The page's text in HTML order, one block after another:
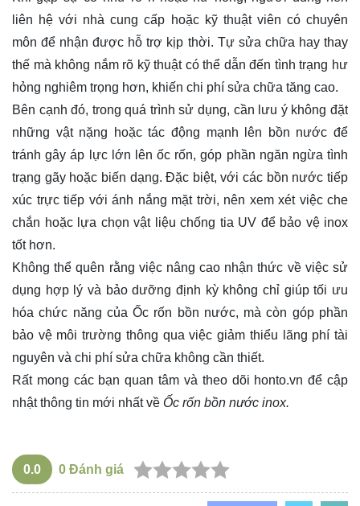
liên hệ với nhà cung cấp hoặc kỹ thuật viên có chuyên
môn để nhận được hỗ trợ kịp thời. Tự sửa chữa hay thay
thế mà không nắm rõ kỹ thuật có thể dẫn đến tình trạng hư
hỏng nghiêm trọng hơn, khiến chi phí sửa chữa tăng cao.
Bên cạnh đó, trong quá trình sử dụng, cần lưu ý không đặt
những vật nặng hoặc tác động mạnh lên bồn nước để
tránh gây áp lực lớn lên ốc rốn, góp phần ngăn ngừa tình
trạng gãy hoặc biến dạng. Đặc biệt, với các bồn nước tiếp
xúc trực tiếp với ánh nắng mặt trời, nên xem xét việc che
chắn hoặc lựa chọn vật liệu chống tia UV để bảo vệ inox
tốt hơn.
Không thể quên rằng việc nâng cao nhận thức về việc sử
dụng hợp lý và bảo dưỡng định kỳ không chỉ giúp tối ưu
hóa chức năng của Ốc rốn bồn nước, mà còn góp phần
bảo vệ môi trường thông qua việc giảm thiểu lãng phí tài
nguyên và chi phí sửa chữa không cần thiết.
Rất mong các bạn quan tâm và theo dõi honto.vn để cập
nhật thông tin mới nhất về Ốc rốn bồn nước inox.
0.0 0 Đánh giá